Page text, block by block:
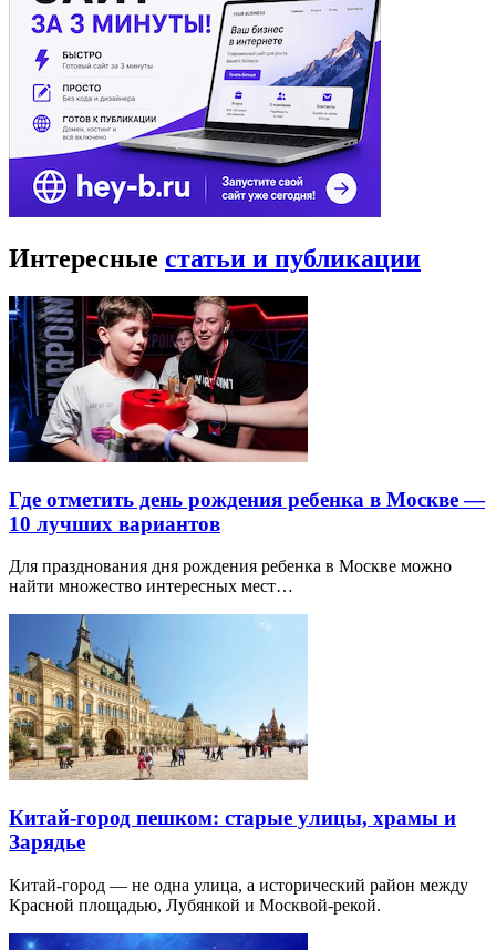
Интересные статьи и публикации
Где отметить день рождения ребенка в Москве —
10 лучших вариантов
Для празднования дня рождения ребенка в Москве можно
найти множество интересных мест…
Китай-город пешком: старые улицы, храмы и
Зарядье
Китай-город — не одна улица, а исторический район между
Красной площадью, Лубянкой и Москвой-рекой.